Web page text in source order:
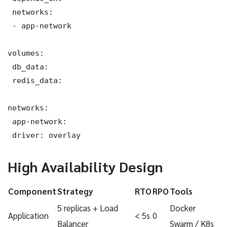
networks:
- app-network
volumes:
db_data:
redis_data:
networks:
app-network:
driver: overlay
High Availability Design
ComponentStrategy RTORPOTools
Application
5 replicas + Load
Balancer
< 5s 0
Docker
Swarm / K8s